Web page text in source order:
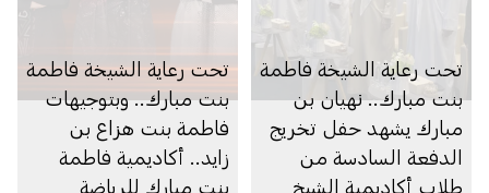
تحت رعاية الشيخة فاطمة
بنت مبارك.. نهيان بن
مبارك يشهد حفل تخريج
الدفعة السادسة من
طلاب أكاديمية الشيخ
تحت رعاية الشيخة فاطمة
بنت مبارك.. وبتوجيهات
فاطمة بنت هزاع بن
زايد.. أكاديمية فاطمة
بنت مبارك للرياضة